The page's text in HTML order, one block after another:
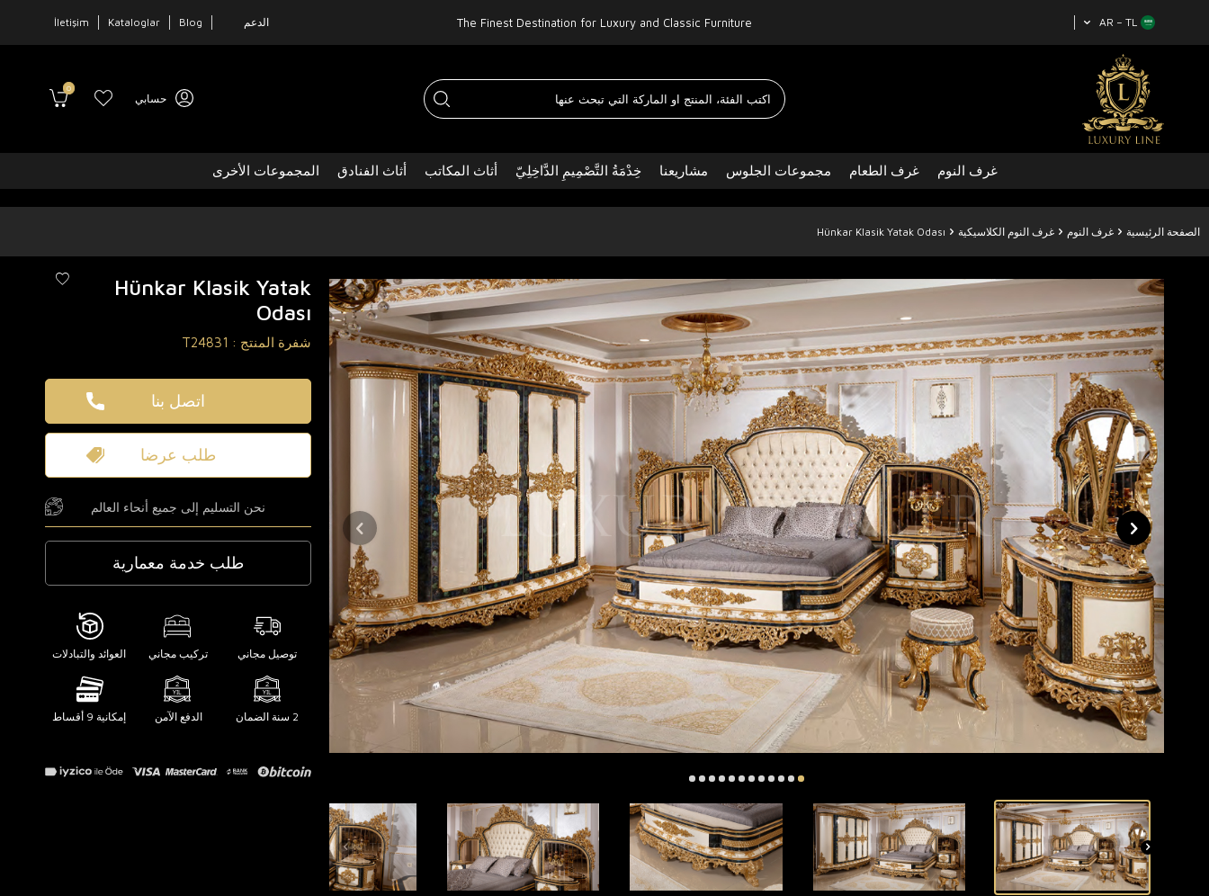
AR − TL
The Finest Destination for Luxury and Classic Furniture الدعم Blog
Kataloglar
İletişim
حسابي
0
غرف النوم غرف الطعام مجموعات الجلوس مشاريعنا خِدْمَةُ التَّصْمِيمِ الدَّاخِلِيّ أثاث المكاتب أثاث الفنادق المجموعات الأخرى
الصفحة الرئيسية غرف النوم غرف النوم الكلاسيكية Hünkar Klasik Yatak Odası
Hünkar Klasik Yatak
Odası
شفرة المنتج : T24831
اتصل بنا
طلب عرضا
نحن التسليم إلى جميع أنحاء العالم
طلب خدمة معمارية
توصيل مجاني تركيب مجاني العوائد والتبادلات
2 سنة الضمان الدفع الآمن إمكانية 9 أقساط